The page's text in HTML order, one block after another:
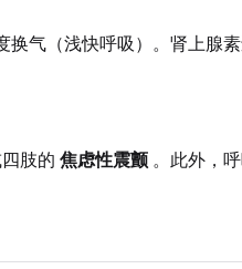
换气（浅快呼吸）。肾上腺
肢的 焦虑性震颤 。此外，